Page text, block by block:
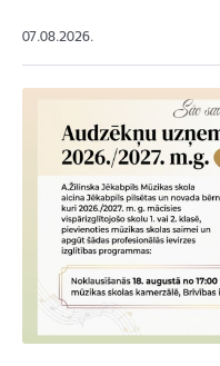
07.08.2026.